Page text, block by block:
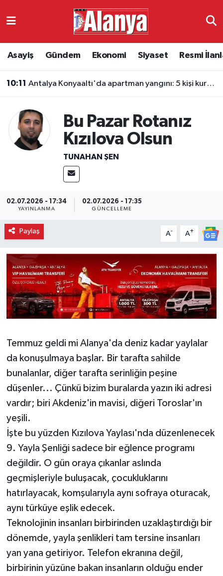
Asayiş Gündem Ekonomi Siyaset Resmi
10:11 Antalya Konyaaltı'da apartman yangını: 5 kişi kurtarıldı
Bu Pazar Rotanız
Kızılova Olsun
TUNAHAN ŞEN
02.07.2026 - 17:34
YAYINLANMA
02.07.2026 - 17:35
GÜNCELLEME
Paylaş A- A+
Temmuz geldi mi Alanya'da deniz kadar yaylalar
da konuşulmaya başlar. Bir tarafta sahilde
bunalanlar, diğer tarafta serinliğin peşine
düşenler... Çünkü bizim buralarda yazın iki adresi
vardır; biri Akdeniz'in mavisi, diğeri Toroslar'ın
yeşili.
İşte bu yüzden Kızılova Yaylası'nda düzenlenecek
9. Yayla Şenliği sadece bir eğlence programı
değildir. O gün oraya çıkanlar aslında
geçmişleriyle buluşacak, çocukluklarını
hatırlayacak, komşularıyla aynı sofraya oturacak,
aynı türküye eşlik edecek.
Teknolojinin insanları birbirinden uzaklaştırdığı bir
dönemde, yayla şenlikleri tam tersine insanları
yan yana getiriyor. Telefon ekranına değil,
birbirinin yüzüne bakan insanların olduğu ender
Ekonomi
Siyaset
Resmi İlanlar
Alanyaspor
Antalya Namaz Vakitleri
Antalya Trafik Yoğunluk Haritası
Süper Lig Puan Durumu ve Fikstür
Tüm Manşetler